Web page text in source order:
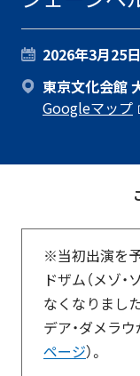
2026年3月25日
東京文化会館
Googleマップ
※当初出演を
ドザム（メゾ
なくなりまし
デア・ダメラ
ページ）。